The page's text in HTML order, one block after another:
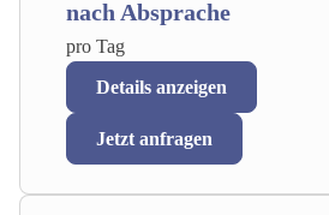
nach Absprache
pro Tag
Details anzeigen
Jetzt anfragen